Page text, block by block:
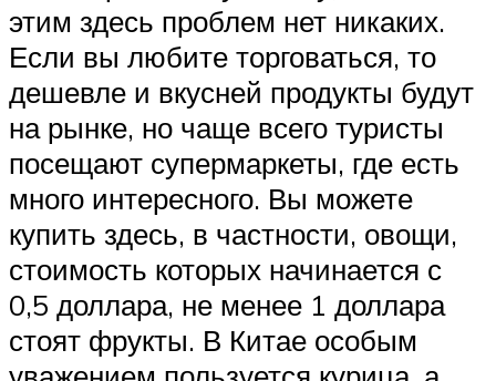
этим здесь проблем нет никаких.
Если вы любите торговаться, то
дешевле и вкусней продукты будут
на рынке, но чаще всего туристы
посещают супермаркеты, где есть
много интересного. Вы можете
купить здесь, в частности, овощи,
стоимость которых начинается с
0,5 доллара, не менее 1 доллара
стоят фрукты. В Китае особым